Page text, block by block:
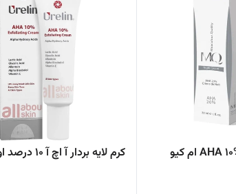
کرم لایه بردار شب AHA 10% ام کیو
کرم لایه بردار آ اچ آ 10 درصد اورلین